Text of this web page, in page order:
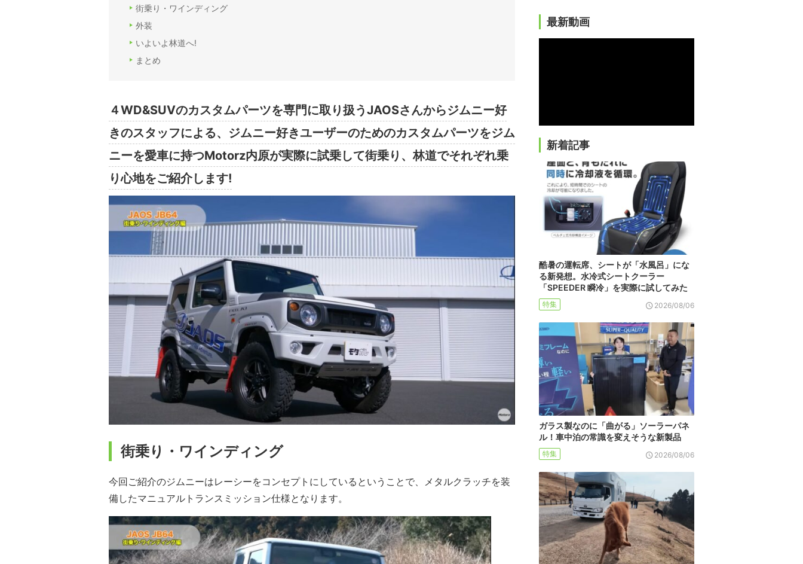
街乗り・ワインディング
外装
いよいよ林道へ!
まとめ
４WD&SUVのカスタムパーツを専門に取り扱うJAOSさんからジムニー好
きのスタッフによる、ジムニー好きユーザーのためのカスタムパーツをジム
ニーを愛車に持つMotorz内原が実際に試乗して街乗り、林道でそれぞれ乗
り心地をご紹介します!
街乗り・ワインディング
今回ご紹介のジムニーはレーシーをコンセプトにしているということで、メタルクラッチを装
備したマニュアルトランスミッション仕様となります。
最新動画
新着記事
酷暑の運転席、シートが「水風呂」にな
る新発想。水冷式シートクーラー
「SPEEDER 瞬冷」を実際に試してみた
特集 2026/08/06
ガラス製なのに「曲がる」ソーラーパネ
ル！車中泊の常識を変えそうな新製品
特集 2026/08/06